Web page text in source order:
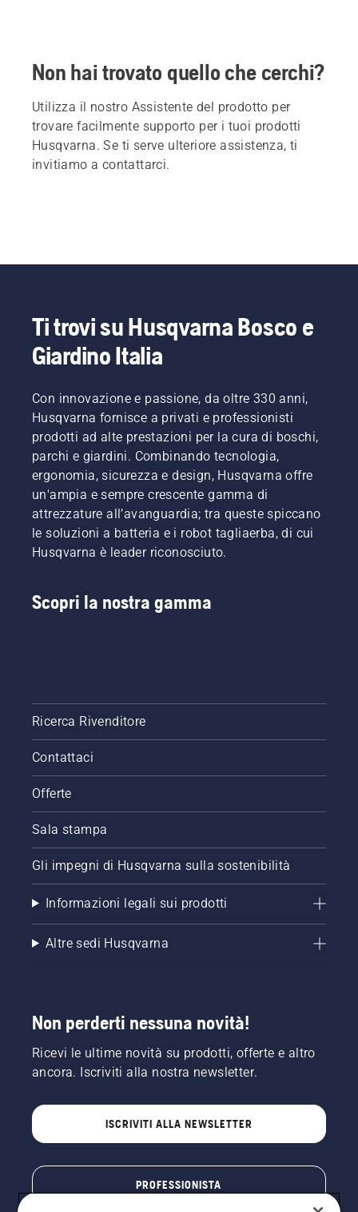
Non hai trovato quello che cerchi?
Utilizza il nostro Assistente del prodotto per
trovare facilmente supporto per i tuoi prodotti
Husqvarna. Se ti serve ulteriore assistenza, ti
invitiamo a contattarci.
Ti trovi su Husqvarna Bosco e
Giardino Italia
Con innovazione e passione, da oltre 330 anni,
Husqvarna fornisce a privati e professionisti
prodotti ad alte prestazioni per la cura di boschi,
parchi e giardini. Combinando tecnologia,
ergonomia, sicurezza e design, Husqvarna offre
un'ampia e sempre crescente gamma di
attrezzature all’avanguardia; tra queste spiccano
le soluzioni a batteria e i robot tagliaerba, di cui
Husqvarna è leader riconosciuto.
Scopri la nostra gamma
Ricerca Rivenditore
Contattaci
Offerte
Sala stampa
Gli impegni di Husqvarna sulla sostenibilità
Informazioni legali sui prodotti
Altre sedi Husqvarna
Non perderti nessuna novità!
Ricevi le ultime novità su prodotti, offerte e altro
ancora. Iscriviti alla nostra newsletter.
ISCRIVITI ALLA NEWSLETTER
PROFESSIONISTA